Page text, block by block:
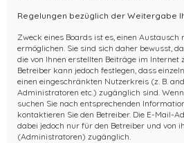
Regelungen bezüglich der Weitergabe
Zweck eines Boards ist es, einen Austausch
ermöglichen. Sie sind sich daher bewusst,
die von Ihnen erstellten Beiträge im Internet
Betreiber kann jedoch festlegen, dass
einen eingeschränkten Nutzerkreis (z. B.
Administratoren etc.) zugänglich sind.
suchen Sie nach entsprechenden
kontaktieren Sie den Betreiber. Die E-Mail-
dabei jedoch nur für den Betreiber und von
(Administratoren) zugänglich.